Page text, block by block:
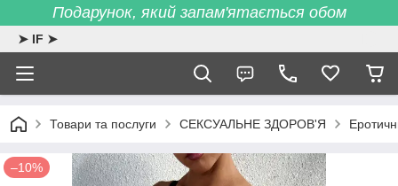
Подарунок, який запам'ятається обом
➤ IF ➤
Товари та послуги СЕКСУАЛЬНЕ ЗДОРОВ'Я
–10%